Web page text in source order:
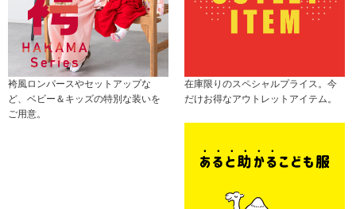
袴風ロンパースやセットアップな
ど、ベビー＆キッズの特別な装いを
ご用意。
在庫限りのスペシャルプライス。今
だけお得なアウトレットアイテム。